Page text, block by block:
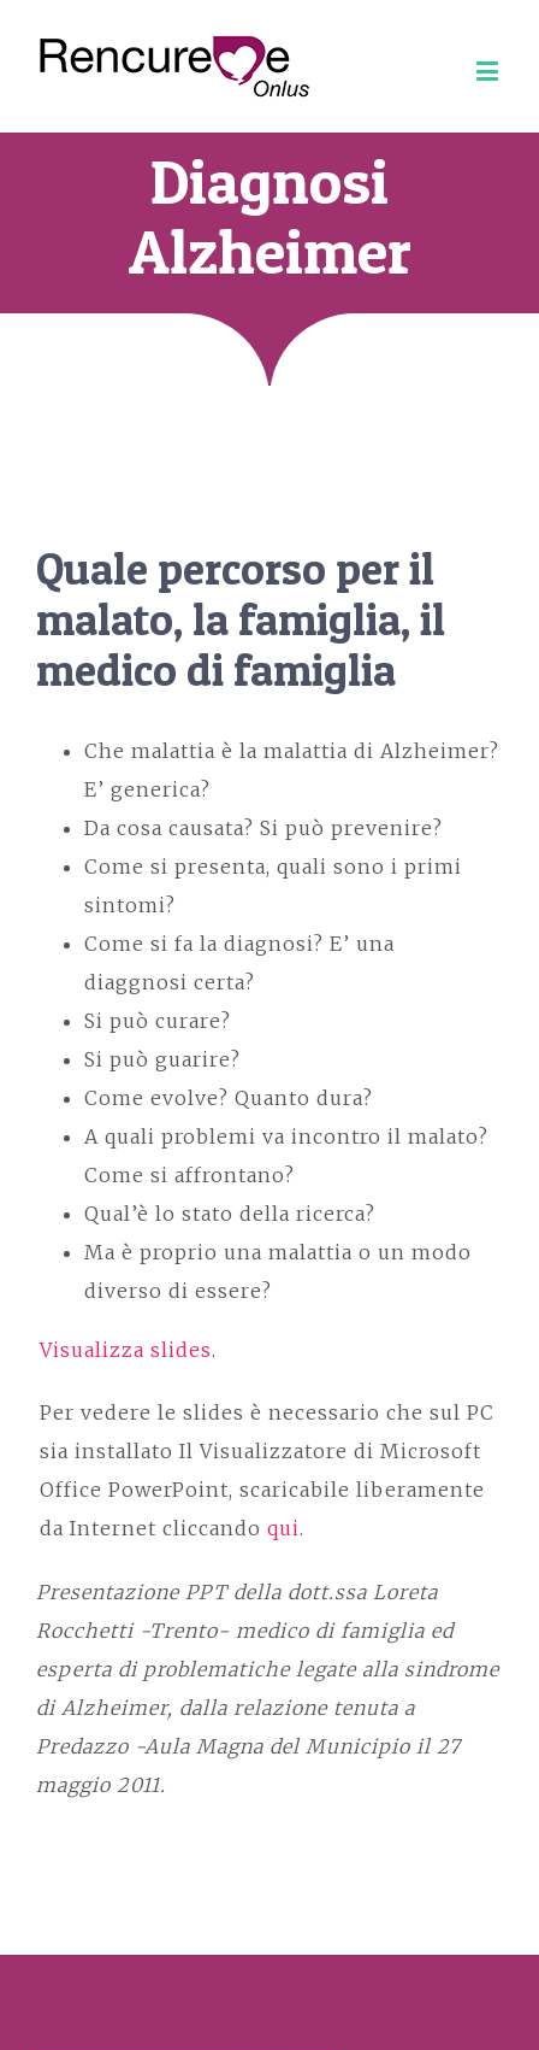
Diagnosi
Alzheimer
Quale percorso per il
malato, la famiglia, il
medico di famiglia
Che malattia è la malattia di Alzheimer?
E’ generica?
Da cosa causata? Si può prevenire?
Come si presenta, quali sono i primi
sintomi?
Come si fa la diagnosi? E’ una
diaggnosi certa?
Si può curare?
Si può guarire?
Come evolve? Quanto dura?
A quali problemi va incontro il malato?
Come si affrontano?
Qual’è lo stato della ricerca?
Ma è proprio una malattia o un modo
diverso di essere?
Visualizza slides.
Per vedere le slides è necessario che sul PC
sia installato Il Visualizzatore di Microsoft
Office PowerPoint, scaricabile liberamente
da Internet cliccando qui.
Presentazione PPT della dott.ssa Loreta
Rocchetti -Trento- medico di famiglia ed
esperta di problematiche legate alla sindrome
di Alzheimer, dalla relazione tenuta a
Predazzo -Aula Magna del Municipio il 27
maggio 2011.